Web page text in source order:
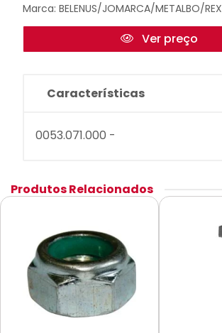
Marca: BELENUS/JOMARCA/METALBO/REX
Ver preço
Características
0053.071.000 -
Produtos Relacionados